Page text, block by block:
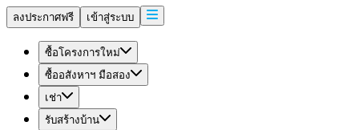
ลงประกาศฟรี เข้าสู่ระบบ
ซื้อโครงการใหม่
ซื้ออสังหาฯ มือสอง
เช่า
รับสร้างบ้าน